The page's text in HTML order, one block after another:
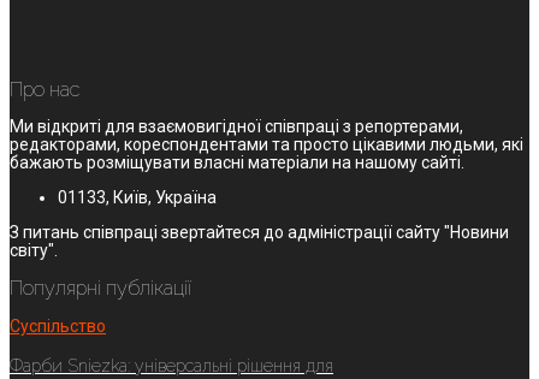
Про нас
Ми відкриті для взаємовигідної співпраці з репортерами,
редакторами, кореспондентами та просто цікавими людьми, які
бажають розміщувати власні матеріали на нашому сайті.
01133, Київ, Україна
З питань співпраці звертайтеся до адміністрації сайту "Новини
світу".
Популярні публікації
Суспільство
Фарби Sniezka: універсальні рішення для